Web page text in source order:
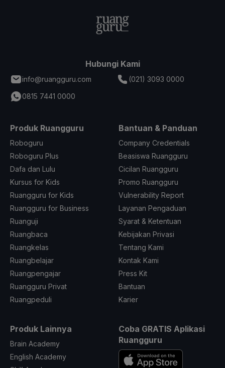
Hubungi Kami
info@ruangguru.com
(021) 3093 0000
0815 7441 0000
Produk Ruangguru
Roboguru
Roboguru Plus
Dafa dan Lulu
Kursus for Kids
Ruangguru for Kids
Ruangguru for Business
Ruanguji
Ruangbaca
Ruangkelas
Ruangbelajar
Ruangpengajar
Ruangguru Privat
Ruangpeduli
Bantuan & Panduan
Company Credentials
Beasiswa Ruangguru
Cicilan Ruangguru
Promo Ruangguru
Vulnerability Report
Layanan Pengaduan
Syarat & Ketentuan
Kebijakan Privasi
Tentang Kami
Kontak Kami
Press Kit
Bantuan
Karier
Produk Lainnya
Brain Academy
English Academy
Coba GRATIS Aplikasi
Ruangguru